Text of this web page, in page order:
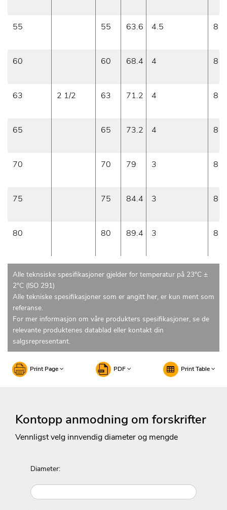
55 55 63.6 4.5 8
60 60 68.4 4 8
63 2 1/2 63 71.2 4 8
65 65 73.2 4 8
70 70 79 3 8
75 75 84.4 3 8
80 80 89.4 3 8
Alle teknsiske spesifikasjoner gjelder for temperatur på 23°C ±
2°C (ISO 291)
Alle tekniske spesifikasjoner som er angitt her, er kun ment som
referanse.
For mer informasjon om våre produkters spesifikasjoner, se de
relevante produktenes datablad eller kontakt din
salgsrepresentant.
Print Page PDF Print Table
Kontopp anmodning om forskrifter
Vennligst velg innvendig diameter og mengde
Diameter: